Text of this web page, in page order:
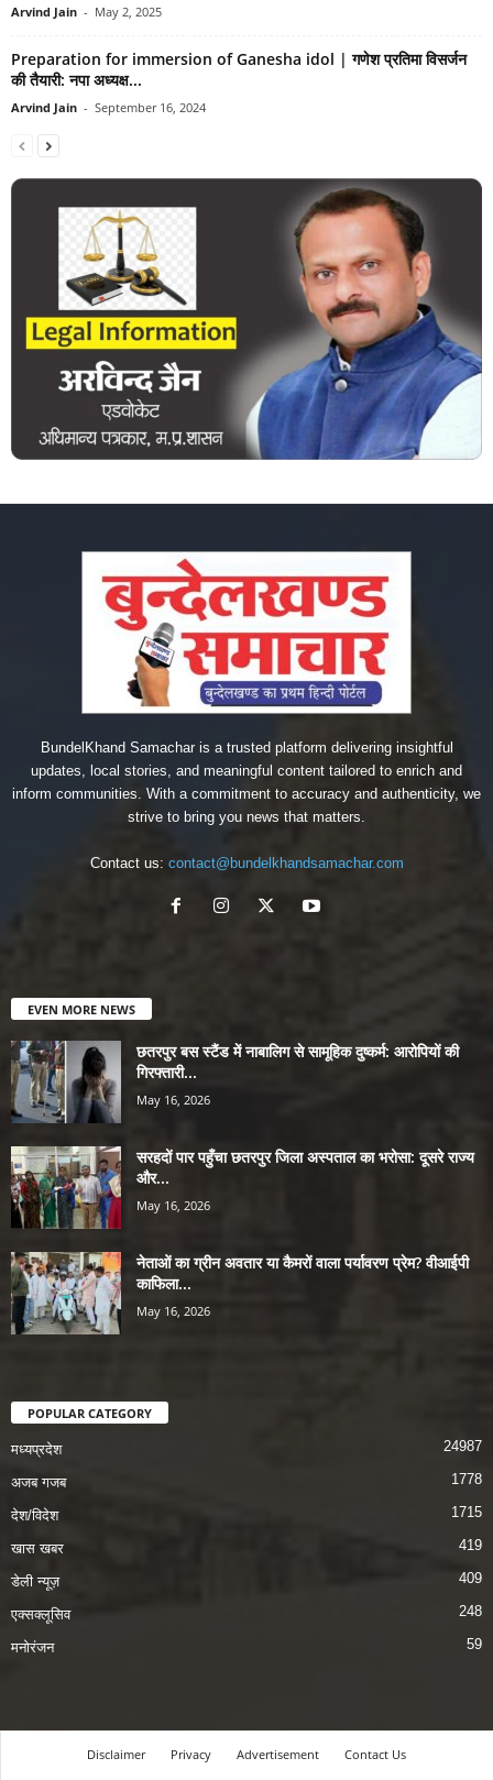
Arvind Jain - May 2, 2025
Preparation for immersion of Ganesha idol | गणेश प्रतिमा विसर्जन
की तैयारी: नपा अध्यक्ष...
Arvind Jain - September 16, 2024
BundelKhand Samachar is a trusted platform delivering insightful
updates, local stories, and meaningful content tailored to enrich and
inform communities. With a commitment to accuracy and authenticity, we
strive to bring you news that matters.
Contact us: contact@bundelkhandsamachar.com
EVEN MORE NEWS
छतरपुर बस स्टैंड में नाबालिग से सामूहिक दुष्कर्म: आरोपियों की
गिरफ्तारी...
May 16, 2026
सरहदों पार पहुँचा छतरपुर जिला अस्पताल का भरोसा: दूसरे राज्य
और...
May 16, 2026
नेताओं का ग्रीन अवतार या कैमरों वाला पर्यावरण प्रेम? वीआईपी
काफिला...
May 16, 2026
POPULAR CATEGORY
मध्यप्रदेश 24987
अजब गजब 1778
देश/विदेश 1715
खास खबर 419
डेली न्यूज़ 409
एक्सक्लूसिव 248
मनोरंजन 59
Disclaimer Privacy Advertisement
Contact Us